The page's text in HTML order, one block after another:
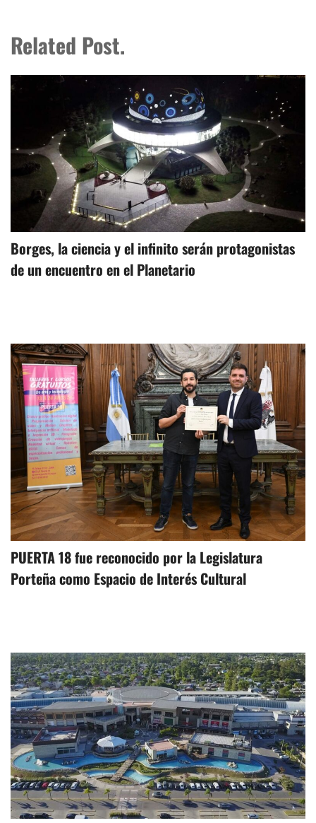
Related Post.
Borges, la ciencia y el infinito serán protagonistas
de un encuentro en el Planetario
PUERTA 18 fue reconocido por la Legislatura
Porteña como Espacio de Interés Cultural